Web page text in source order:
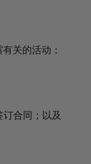
关的活动；
合同；以及